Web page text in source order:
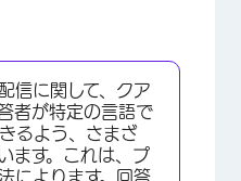
信に関して、クア
者が特定の言語で
るよう、さまざ
ます。これは、プ
によります。回答